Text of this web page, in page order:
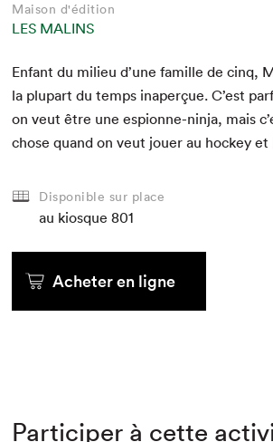
Maison d'édition
LES MALINS
Enfant du milieu d’une famille de cinq,
la plu­part du temps inaperçue. C’est
on veut être une espi­onne-nin­ja, mais
chose quand on veut jouer au hock­ey
Disponible sur place
au kiosque 801
Acheter en ligne
Participer à cette